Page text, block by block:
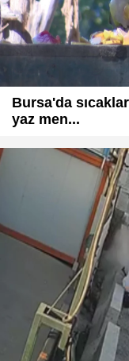
Bursa'da
yaz men...